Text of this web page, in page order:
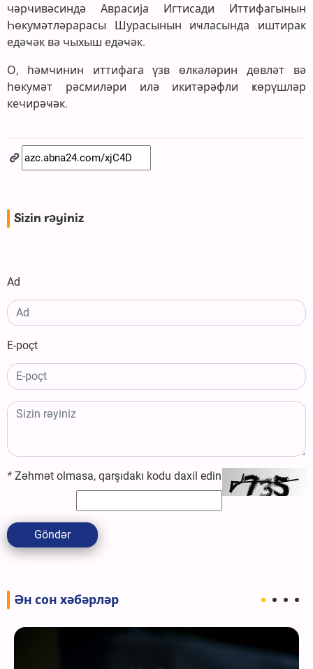
чәрчивәсиндә Аврасија Игтисади Иттифагынын
Һөкумәтләрарасы Шурасынын иҹласында иштирак
едәҹәк вә чыхыш едәҹәк.
О, һәмчинин иттифага үзв өлкәләрин дөвләт вә
һөкумәт рәсмиләри илә икитәрәфли ҝөрүшләр
кечирәҹәк.
Sizin rəyiniz
Ad
E-poçt
* Zəhmət olmasa, qarşıdakı kodu daxil edin
Göndər
Ән сон хәбәрләр